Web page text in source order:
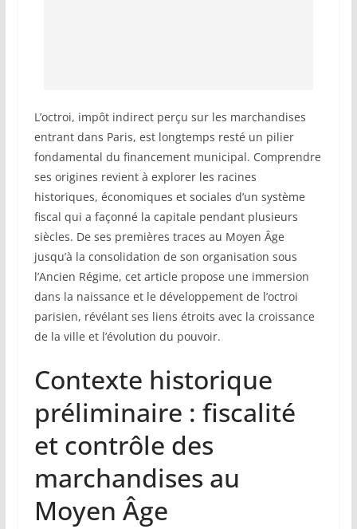
L’octroi, impôt indirect perçu sur les marchandises
entrant dans Paris, est longtemps resté un pilier
fondamental du financement municipal. Comprendre
ses origines revient à explorer les racines
historiques, économiques et sociales d’un système
fiscal qui a façonné la capitale pendant plusieurs
siècles. De ses premières traces au Moyen Âge
jusqu’à la consolidation de son organisation sous
l’Ancien Régime, cet article propose une immersion
dans la naissance et le développement de l’octroi
parisien, révélant ses liens étroits avec la croissance
de la ville et l’évolution du pouvoir.
Contexte historique
préliminaire : fiscalité
et contrôle des
marchandises au
Moyen Âge